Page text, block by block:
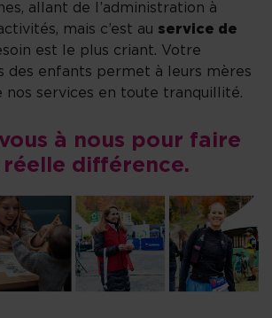
allant de l’administration à
mais c’est au service de
est le plus criant. Votre
des enfants permet à leurs mères
nos services en toute tranquillité.
à nous pour faire
réelle différence.